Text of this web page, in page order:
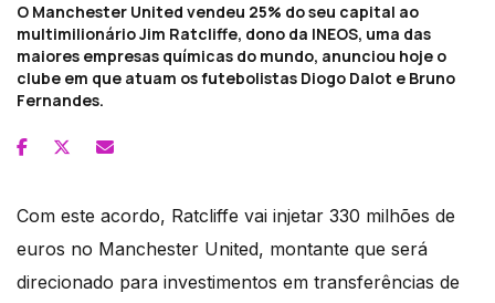
O Manchester United vendeu 25% do seu capital ao
multimilionário Jim Ratcliffe, dono da INEOS, uma das
maiores empresas químicas do mundo, anunciou hoje o
clube em que atuam os futebolistas Diogo Dalot e Bruno
Fernandes.
Com este acordo, Ratcliffe vai injetar 330 milhões de
euros no Manchester United, montante que será
direcionado para investimentos em transferências de